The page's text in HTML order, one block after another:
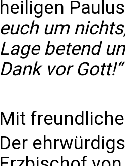
heiligen
euch um
Lage betend
Dank vor Gott!“
Mit
Der